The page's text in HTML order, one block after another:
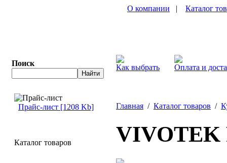
Поиск
О компании | Каталог
Как выбрать Оплата и
Прайс-лист [1208 Kb]
Каталог товаров
Главная / Каталог товаров /
VIVOTEK